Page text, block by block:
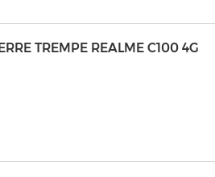
TREMPE REALME C100 4G